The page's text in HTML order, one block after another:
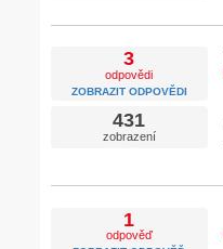
3
odpovědi
ZOBRAZIT ODPOVĚDI
431
zobrazení
1
odpověď